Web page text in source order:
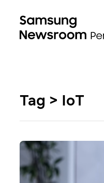
Tag > IoT